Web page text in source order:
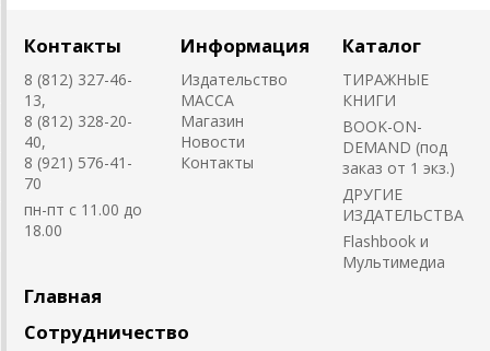
Контакты
8 (812) 327-46-
13,
8 (812) 328-20-
40,
8 (921) 576-41-
70
пн-пт с 11.00 до
18.00
Информация
Издательство
MACCA
Магазин
Новости
Контакты
Каталог
ТИРАЖНЫЕ
КНИГИ
BOOK-ON-
DEMAND (под
заказ от 1 экз.)
ДРУГИЕ
ИЗДАТЕЛЬСТВА
Flashbook и
Мультимедиа
Главная
Сотрудничество